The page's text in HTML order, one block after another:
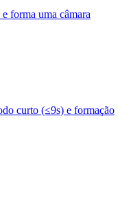
forma uma câmara
curto (≤9s) e formação